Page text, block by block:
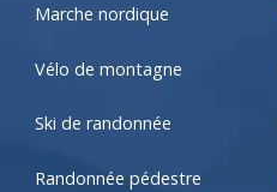
Marche nordique
Vélo de montagne
Ski de randonnée
Randonnée pédestre